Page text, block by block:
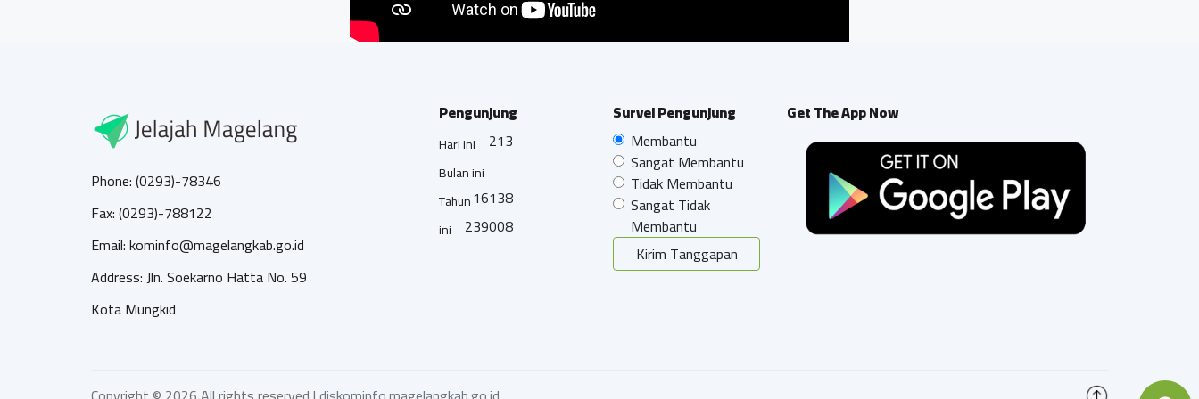
Phone: (0293)-78346
Fax: (0293)-788122
Email: kominfo@magelangkab.go.id
Address: Jln. Soekarno Hatta No. 59
Kota Mungkid
Pengunjung
Hari ini 213
Bulan ini
16138
Tahun
ini
239008
Survei Pengunjung
Membantu
Sangat Membantu
Tidak Membantu
Sangat Tidak
Membantu
Kirim Tanggapan
Get The App Now